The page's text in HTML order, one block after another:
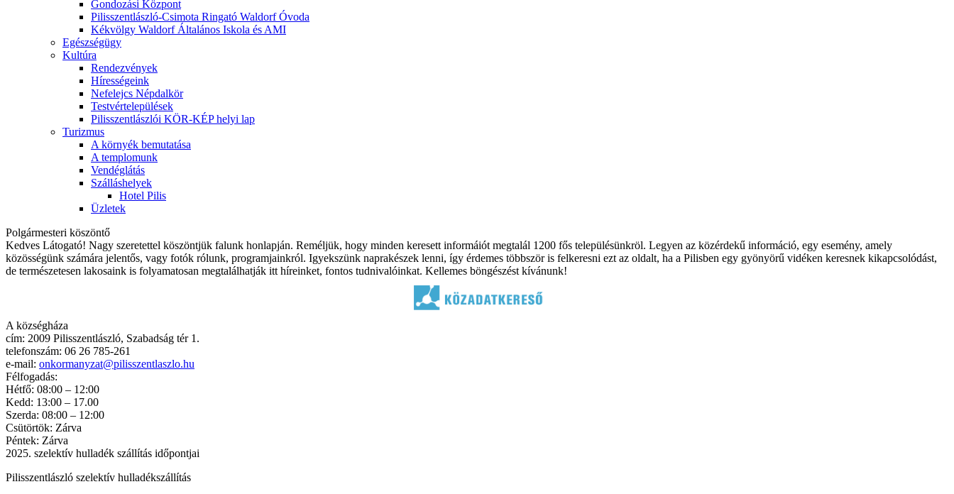
Gondozási Központ
Pilisszentlászló-Csimota Ringató Waldorf Óvoda
Kékvölgy Waldorf Általános Iskola és AMI
Egészségügy
Kultúra
Rendezvények
Hírességeink
Nefelejcs Népdalkör
Testvértelepülések
Pilisszentlászlói KÖR-KÉP helyi lap
Turizmus
A környék bemutatása
A templomunk
Vendéglátás
Szálláshelyek
Hotel Pilis
Üzletek
Polgármesteri köszöntő
Kedves Látogató! Nagy szeretettel köszöntjük falunk honlapján. Reméljük, hogy minden keresett informáiót megtalál 1200 fős településünkröl. Legyen az közérdekű információ, egy esemény, amely
közösségünk számára jelentős, vagy fotók rólunk, programjainkról. Igyekszünk naprakészek lenni, így érdemes többször is felkeresni ezt az oldalt, ha a Pilisben egy gyönyörű vidéken keresnek kikapcsolódást,
de természetesen lakosaink is folyamatosan megtalálhatják itt híreinket, fontos tudnivalóinkat. Kellemes böngészést kívánunk!
A községháza
cím: 2009 Pilisszentlászló, Szabadság tér 1.
telefonszám: 06 26 785-261
e-mail: onkormanyzat@pilisszentlaszlo.hu
Félfogadás:
Hétfő: 08:00 – 12:00
Kedd: 13:00 – 17.00
Szerda: 08:00 – 12:00
Csütörtök: Zárva
Péntek: Zárva
2025. szelektív hulladék szállítás időpontjai
Pilisszentlászló szelektív hulladékszállítás